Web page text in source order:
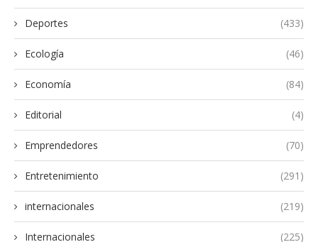
Deportes (433)
Ecología (46)
Economía (84)
Editorial (4)
Emprendedores (70)
Entretenimiento (291)
internacionales (219)
Internacionales (225)